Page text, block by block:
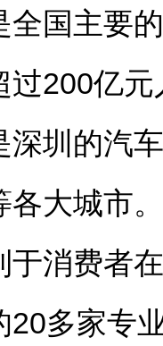
全国主要
过200亿
深圳的汽
各大城市
于消费者
20多家专